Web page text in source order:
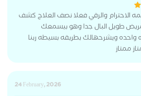
الاحترام والرقي فعلا نصف العلاج كشف
طويل البال جدا وهو بيسمعك
ويشرحهالك بطريقه بسيطه ربنا
ممتاز
24 February, 2026